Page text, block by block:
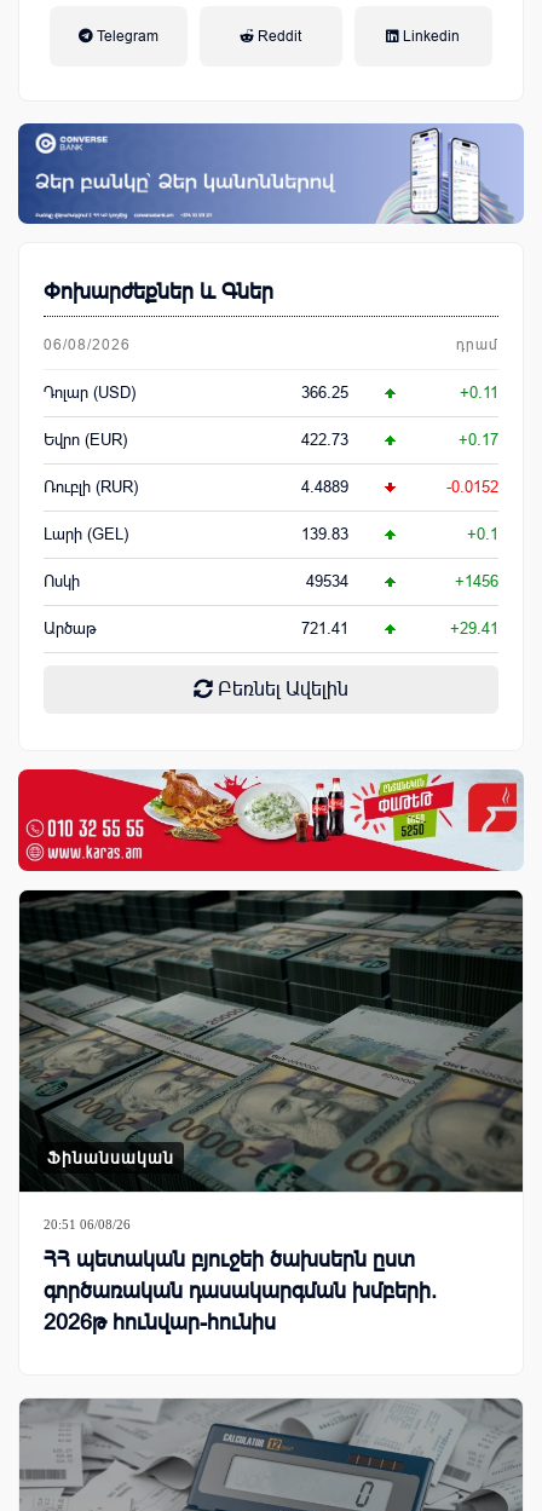
Telegram Reddit Linkedin
Փոխարժեքներ և Գներ
06/08/2026 դրամ
Դոլար (USD) 366.25 +0.11
Եվրո (EUR) 422.73 +0.17
Ռուբլի (RUR) 4.4889 -0.0152
Լարի (GEL) 139.83 +0.1
Ոսկի 49534 +1456
Արծաթ 721.41 +29.41
Բեռնել Ավելին
Ֆինանսական
20:51 06/08/26
ՀՀ պետական բյուջեի ծախսերն ըստ
գործառական դասակարգման խմբերի.
2026թ հունվար-հունիս